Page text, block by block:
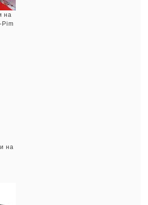
на
Pim
на